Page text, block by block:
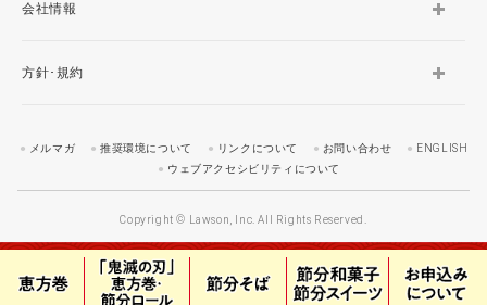
会社情報
方針･規約
メルマガ 推奨環境について リンクについて お問い合わせ
ENGLISH
ウェブアクセシビリティについて
Copyright © Lawson, Inc. All Rights Reserved.